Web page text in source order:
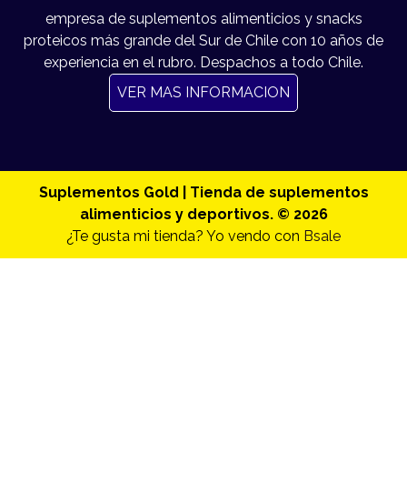
empresa de suplementos alimenticios y snacks
proteicos más grande del Sur de Chile con 10 años de
experiencia en el rubro. Despachos a todo Chile.
VER MAS INFORMACION
Suplementos Gold | Tienda de suplementos
alimenticios y deportivos. © 2026
¿Te gusta mi tienda? Yo vendo con Bsale